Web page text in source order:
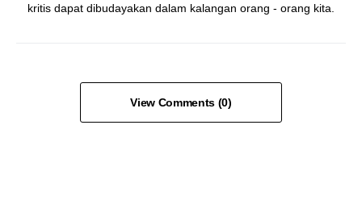
kritis dapat dibudayakan dalam kalangan orang - orang kita.
View Comments (0)